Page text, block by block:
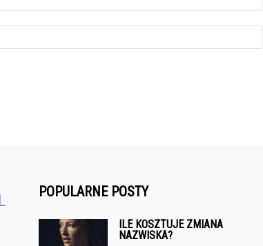
POPULARNE POSTY
ILE KOSZTUJE ZMIANA
NAZWISKA?